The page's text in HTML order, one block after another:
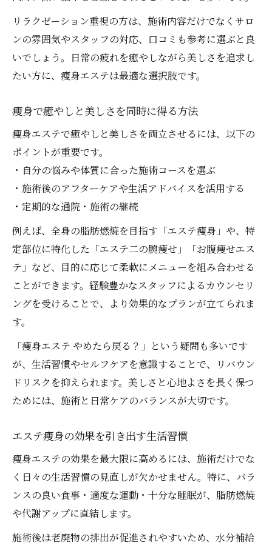
リラクゼーション重視の方は、施術内容だけでなくサロ
ンの雰囲気やスタッフの対応、口コミも参考に選ぶと良
いでしょう。日常の疲れを癒やしながら美しさを追求し
たい方に、痩身エステは最適な選択肢です。
痩身で癒やしと美しさを同時に得る方法
痩身エステで癒やしと美しさを両立させるには、以下の
ポイントが重要です。
・自分の悩みや体質に合った施術コースを選ぶ
・施術後のアフターケアや生活アドバイスを活用する
・定期的な通院・施術の継続
例えば、全身の脂肪燃焼を目指す「エステ痩身」や、特
定部位に特化した「エステ二の腕痩せ」「お腹痩せエス
テ」など、目的に応じて柔軟にメニューを組み合わせる
ことができます。経験豊かなスタッフによるカウンセリ
ングを受けることで、より効果的なプランが立てられま
す。
「痩身エステ やめたら戻る？」という疑問も多いです
が、生活習慣やセルフケアを意識することで、リバウン
ドリスクを抑えられます。美しさと心地よさを長く保つ
ためには、施術と日常ケアのバランスが大切です。
エステ痩身の効果を引き出す生活習慣
痩身エステの効果を最大限に高めるには、施術だけでな
く日々の生活習慣の見直しが欠かせません。特に、バラ
ンスの良い食事・適度な運動・十分な睡眠が、脂肪燃焼
や代謝アップに直結します。
施術後は老廃物の排出が促進されやすいため、水分補給